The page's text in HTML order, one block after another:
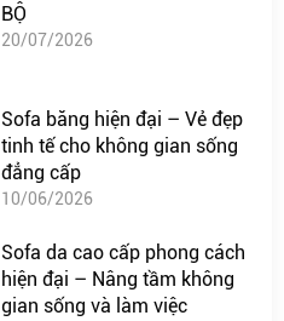
BỘ
20/07/2026
Sofa băng hiện đại – Vẻ đẹp
tinh tế cho không gian sống
đẳng cấp
10/06/2026
Sofa da cao cấp phong cách
hiện đại – Nâng tầm không
gian sống và làm việc